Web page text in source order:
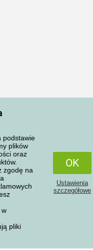
podstawie
plików
oraz
zgodę na
w
pliki
OK
Ustawienia
szczegółowe